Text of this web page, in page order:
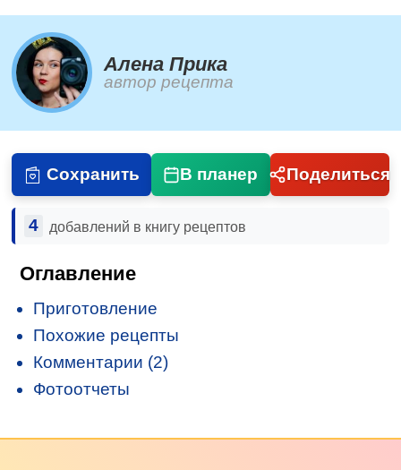
Алена Прика
автор рецепта
Сохранить В планер Поделиться
4 добавлений в книгу рецептов
Оглавление
Приготовление
Похожие рецепты
Комментарии (2)
Фотоотчеты